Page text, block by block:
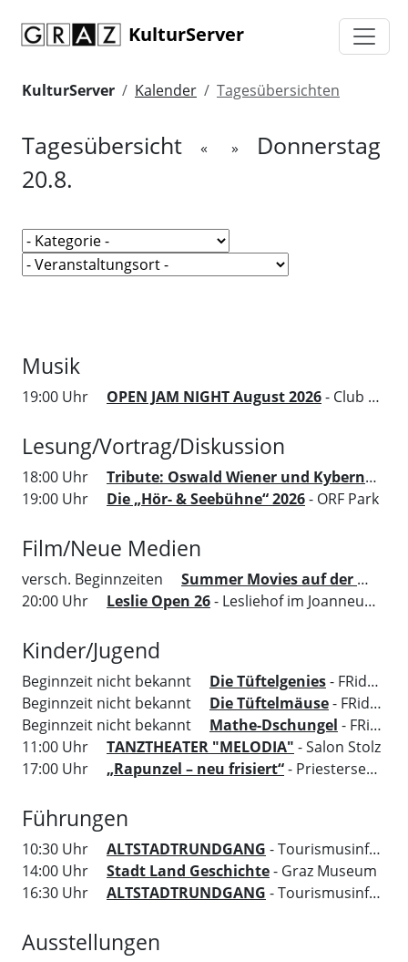
KulturServer
KulturServer Kalender Tagesübersichten
Tagesübersicht « »
Donnerstag
20.8.
Musik
19:00 Uhr OPEN JAM NIGHT August 2026- Club Wakuum
Lesung/Vortrag/Diskussion
18:00 Uhr Tribute: Oswald Wiener und Kybernetik
19:00 Uhr
Die „Hör- & Seebühne“ 2026- ORF Park
Film/Neue Medien
versch. Beginnzeiten
Summer Movies auf der Murinsel Graz
20:00 Uhr
Leslie Open 26- Lesliehof im Joanneumsviertel
Kinder/Jugend
Beginnzeit nicht bekannt Die Tüftelgenies- FRida&freD - Das Grazer Kindermuseum
Beginnzeit nicht bekannt
Die Tüftelmäuse- FRida&freD - Das Grazer Kindermuseum
Beginnzeit nicht bekannt
Mathe-Dschungel - FRida&freD - Das Grazer Kindermuseum
11:00 Uhr
TANZTHEATER "MELODIA" - Salon Stolz
17:00 Uhr
„Rapunzel – neu frisiert“- Priesterseminar der Diözese Graz-Seckau
Führungen
10:30 Uhr ALTSTADTRUNDGANG - Tourismusinformation Region Graz
14:00 Uhr
Stadt Land Geschichte- Graz Museum
16:30 Uhr
ALTSTADTRUNDGANG - Tourismusinformation Region Graz
Ausstellungen